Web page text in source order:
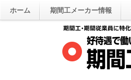
ホーム 期間工メーカー情報